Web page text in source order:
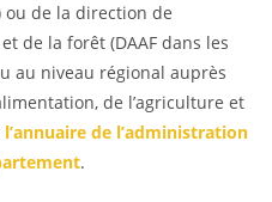
ou de la direction de
de la forêt (DAAF dans les
au niveau régional auprès
de l’agriculture et
l’annuaire de l’administration
.